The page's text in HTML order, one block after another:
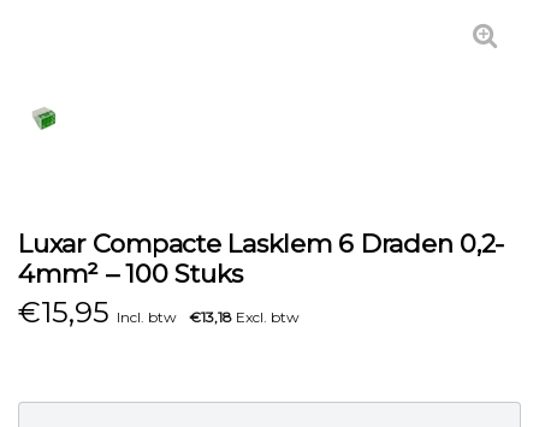
Luxar Compacte Lasklem 6 Draden 0,2-
4mm² – 100 Stuks
€15,95 Incl. btw €13,18 Excl. btw